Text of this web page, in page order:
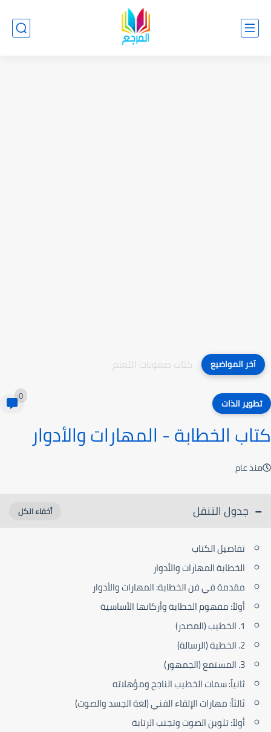
آخر المواضيع كتاب صعوبات التعلم
تطوير الذات 0
كتاب الخطابة - المهارات والأدوار
منذ عام
جدول التنقل
تفاصيل الكتاب
الخطابة المهارات والأدوار
مقدمة في فن الخطابة: المهارات والأدوار
أولاً: مفهوم الخطابة وأركانها الأساسية
1. الخطيب (المصدر)
2. الخطبة (الرسالة)
3. المستمع (الجمهور)
ثانياً: سمات الخطيب الناجح ومؤهلاته
ثالثاً: مهارات الإلقاء الفني (لغة الجسد والصوت)
أولاً: تلوين الصوت وتجنب الرتابة